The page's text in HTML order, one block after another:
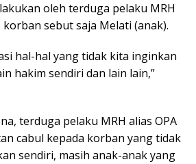
oleh terduga pelaku MRH
korban sebut saja Melati (anak).
hal-hal yang tidak kita inginkan
hakim sendiri dan lain lain,”
terduga pelaku MRH alias OPA
cabul kepada korban yang tidak
sendiri, masih anak-anak yang